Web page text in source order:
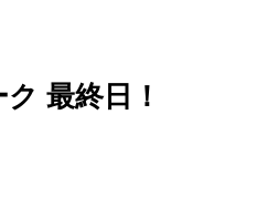
最終日！